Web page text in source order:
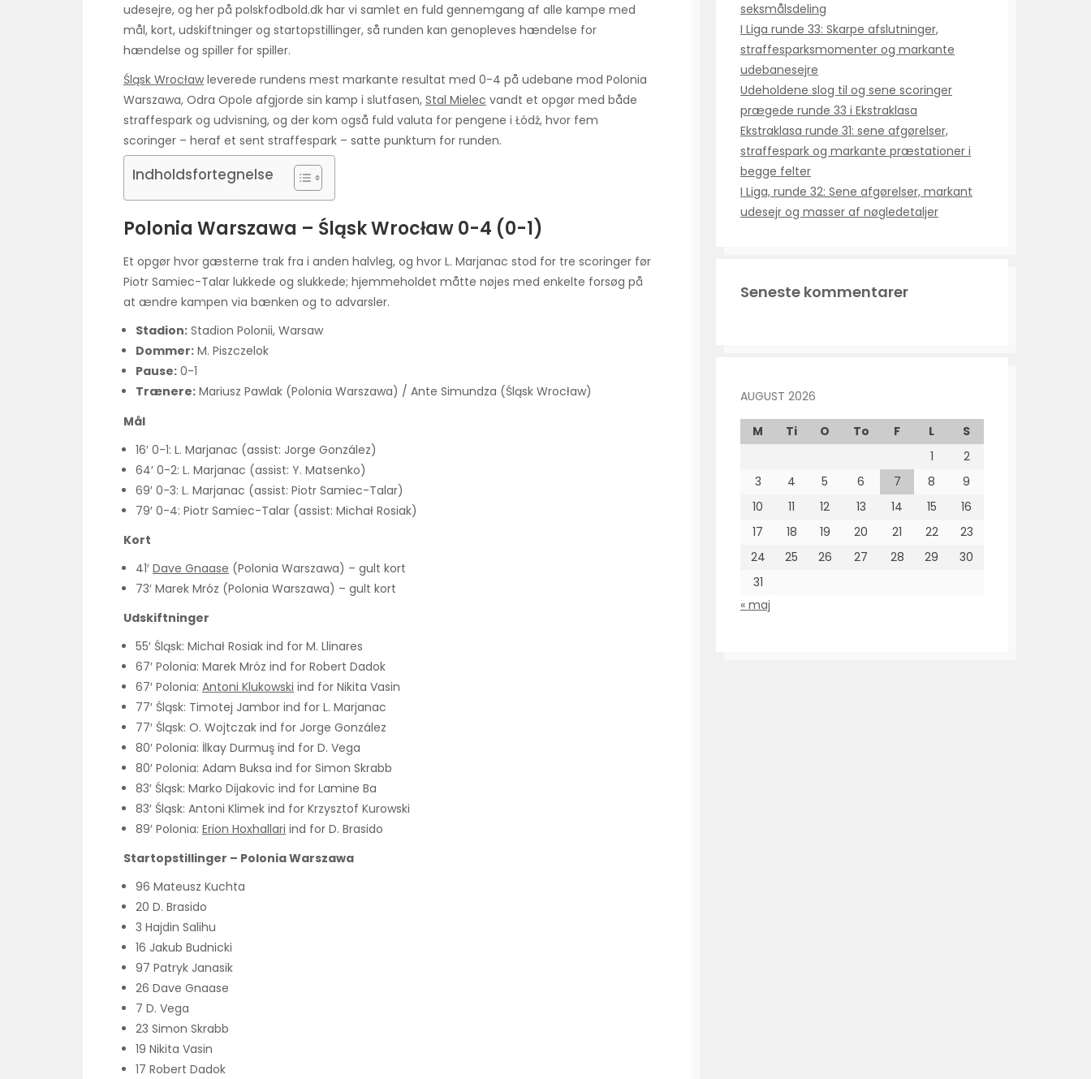
udesejre, og her på polskfodbold.dk har vi samlet en fuld gennemgang af alle kampe med
mål, kort, udskiftninger og startopstillinger, så runden kan genopleves hændelse for
hændelse og spiller for spiller.
Śląsk Wrocław leverede rundens mest markante resultat med 0-4 på udebane mod Polonia
Warszawa, Odra Opole afgjorde sin kamp i slutfasen, Stal Mielec vandt et opgør med både
straffespark og udvisning, og der kom også fuld valuta for pengene i Łódź, hvor fem
scoringer – heraf et sent straffespark – satte punktum for runden.
Indholdsfortegnelse
Polonia Warszawa – Śląsk Wrocław 0-4 (0-1)
Et opgør hvor gæsterne trak fra i anden halvleg, og hvor L. Marjanac stod for tre scoringer før
Piotr Samiec-Talar lukkede og slukkede; hjemmeholdet måtte nøjes med enkelte forsøg på
at ændre kampen via bænken og to advarsler.
Stadion: Stadion Polonii, Warsaw
Dommer: M. Piszczelok
Pause: 0-1
Trænere: Mariusz Pawlak (Polonia Warszawa) / Ante Simundza (Śląsk Wrocław)
Mål
16′ 0-1: L. Marjanac (assist: Jorge González)
64′ 0-2: L. Marjanac (assist: Y. Matsenko)
69′ 0-3: L. Marjanac (assist: Piotr Samiec-Talar)
79′ 0-4: Piotr Samiec-Talar (assist: Michał Rosiak)
Kort
41′ Dave Gnaase (Polonia Warszawa) – gult kort
73′ Marek Mróz (Polonia Warszawa) – gult kort
Udskiftninger
55′ Śląsk: Michał Rosiak ind for M. Llinares
67′ Polonia: Marek Mróz ind for Robert Dadok
67′ Polonia: Antoni Klukowski ind for Nikita Vasin
77′ Śląsk: Timotej Jambor ind for L. Marjanac
77′ Śląsk: O. Wojtczak ind for Jorge González
80′ Polonia: İlkay Durmuş ind for D. Vega
80′ Polonia: Adam Buksa ind for Simon Skrabb
83′ Śląsk: Marko Dijakovic ind for Lamine Ba
83′ Śląsk: Antoni Klimek ind for Krzysztof Kurowski
89′ Polonia: Erion Hoxhallari ind for D. Brasido
Startopstillinger – Polonia Warszawa
96 Mateusz Kuchta
20 D. Brasido
3 Hajdin Salihu
16 Jakub Budnicki
97 Patryk Janasik
26 Dave Gnaase
7 D. Vega
23 Simon Skrabb
19 Nikita Vasin
17 Robert Dadok
seksmålsdeling
I Liga runde 33: Skarpe afslutninger,
straffesparksmomenter og markante
udebanesejre
Udeholdene slog til og sene scoringer
prægede runde 33 i Ekstraklasa
Ekstraklasa runde 31: sene afgørelser,
straffespark og markante præstationer i
begge felter
I Liga, runde 32: Sene afgørelser, markant
udesejr og masser af nøgledetaljer
Seneste kommentarer
AUGUST 2026
M Ti O To F L
S
1
2
3
4 5 6 7 8
9
10
11 12 13 14 15
16
17
18 19 20 21 22
23
24
25 26 27 28 29
30
31
« maj